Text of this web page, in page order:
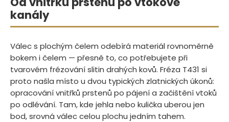
kanály
Válec s plochým čelem odebírá materiál rovnoměrně
bokem i čelem — přesně to, co potřebujete při
tvarovém frézování slitin drahých kovů. Fréza T431 si
proto našla místo u dvou typických zlatnických úkonů:
opracování vnitřků prstenů po pájení a začištění vtoků
po odlévání. Tam, kde jehla nebo kulička uberou jen
bod, srovná válec celou plochu jedním tahem.